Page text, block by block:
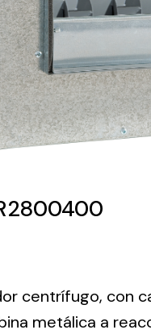
and Electrical
solutions in lighting and
for each project and need
industriales
centrífugo, con
metálica a